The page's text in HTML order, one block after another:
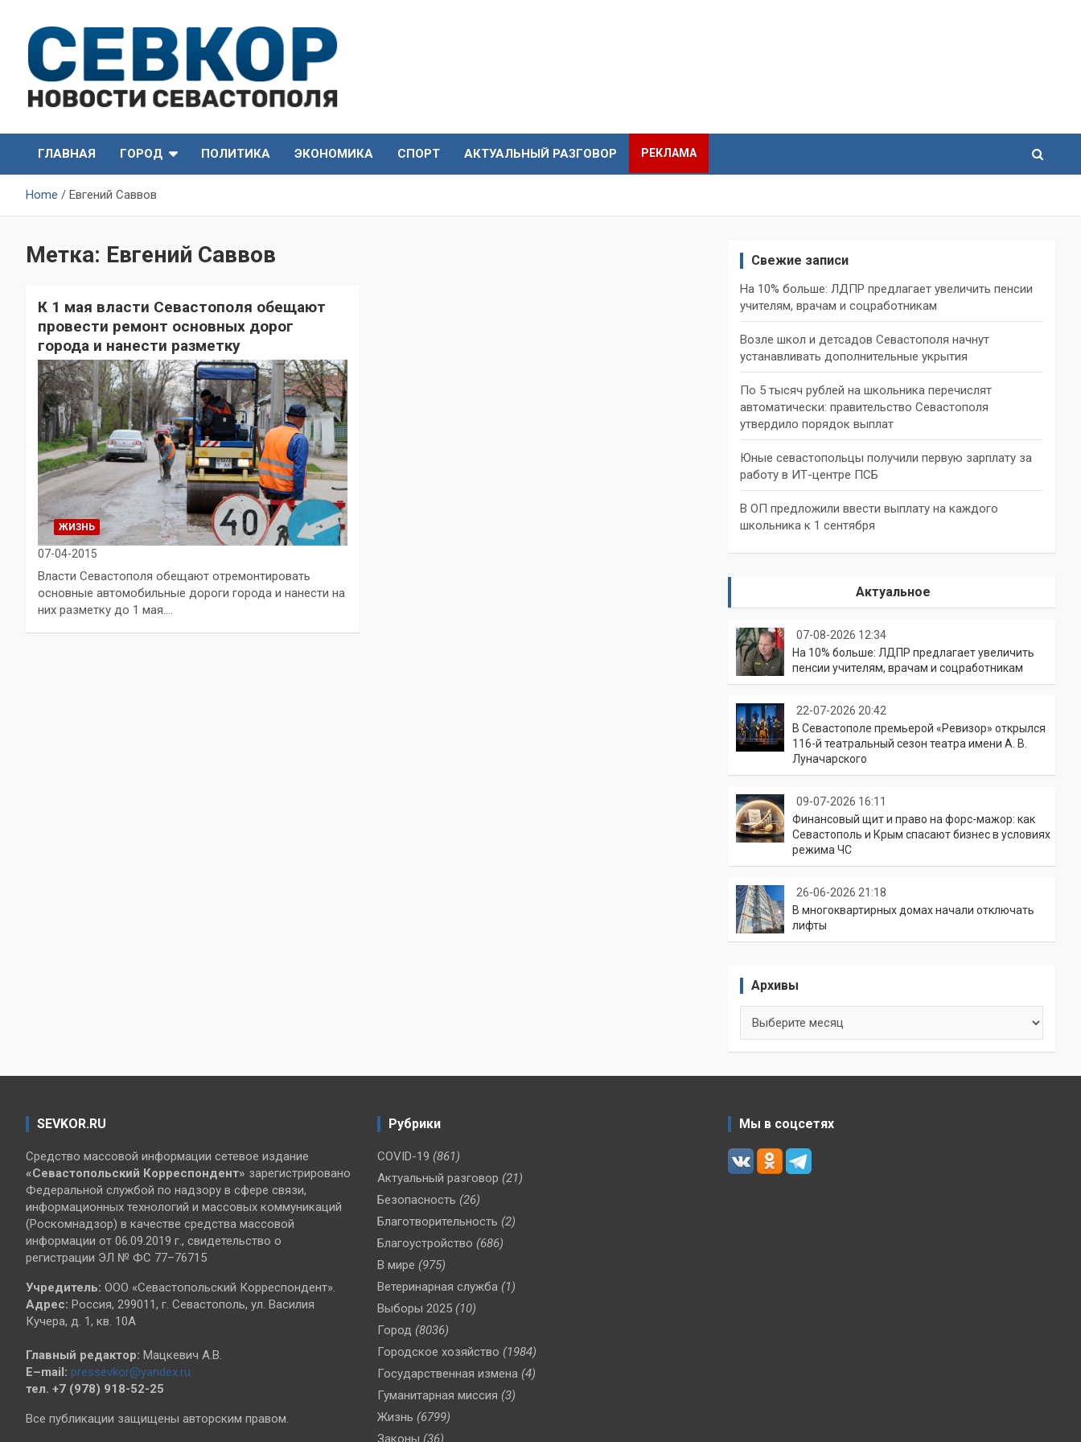
content
СевКор — Новости
Севастополя
Севастополя
ГЛАВНАЯ
ГОРОД ПОЛИТИКА ЭКОНОМИКА СПОРТ АКТУАЛЬНЫЙ РАЗГОВОР РЕКЛАМА
Home Евгений Саввов
Метка: Евгений Саввов
К 1 мая власти Севастополя обещают
провести ремонт основных дорог
города и нанести разметку
ЖИЗНЬ
07-04-2015
Власти Севастополя обещают отремонтировать
основные автомобильные дороги города и нанести на
них разметку до 1 мая.…
Свежие записи
На 10% больше: ЛДПР предлагает увеличить пенсии
учителям, врачам и соцработникам
Возле школ и детсадов Севастополя начнут
устанавливать дополнительные укрытия
По 5 тысяч рублей на школьника перечислят
автоматически: правительство Севастополя
утвердило порядок выплат
Юные севастопольцы получили первую зарплату за
работу в ИТ-центре ПСБ
В ОП предложили ввести выплату на каждого
школьника к 1 сентября
Актуальное
07-08-2026 12:34
На 10% больше: ЛДПР предлагает увеличить
пенсии учителям, врачам и соцработникам
22-07-2026 20:42
В Севастополе премьерой «Ревизор» открылся
116-й театральный сезон театра имени А. В.
Луначарского
09-07-2026 16:11
Финансовый щит и право на форс-мажор: как
Севастополь и Крым спасают бизнес в условиях
режима ЧС
26-06-2026 21:18
В многоквартирных домах начали отключать
лифты
Архивы
SEVKOR.RU
Средство массовой информации сетевое издание
«Севастопольский Корреспондент» зарегистрировано
Федеральной службой по надзору в сфере связи,
информационных технологий и массовых коммуникаций
(Роскомнадзор) в качестве средства массовой
информации от 06.09.2019 г., свидетельство о
регистрации ЭЛ № ФС 77–76715
Учредитель: ООО «Севастопольский Корреспондент».
Адрес: Россия, 299011, г. Севастополь, ул. Василия
Кучера, д. 1, кв. 10А
Главный редактор: Мацкевич А.В.
E–mail: pressevkor@yandex.ru
тел. +7 (978) 918-52-25
Все публикации защищены авторским правом.
Рубрики
COVID-19 (861)
Актуальный разговор (21)
Безопасность (26)
Благотворительность (2)
Благоустройство (686)
В мире (975)
Ветеринарная служба (1)
Выборы 2025 (10)
Город (8036)
Городское хозяйство (1984)
Государственная измена (4)
Гуманитарная миссия (3)
Жизнь (6799)
Законы (36)
Мы в соцсетях